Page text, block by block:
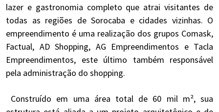
lazer e gastronomia completo que atrai visitantes de
todas as regiões de Sorocaba e cidades vizinhas. O
empreendimento é uma realização dos grupos Comask,
Factual, AD Shopping, AG Empreendimentos e Tacla
Empreendimentos, este último também responsável
pela administração do shopping.
Construído em uma área total de 60 mil m², sua